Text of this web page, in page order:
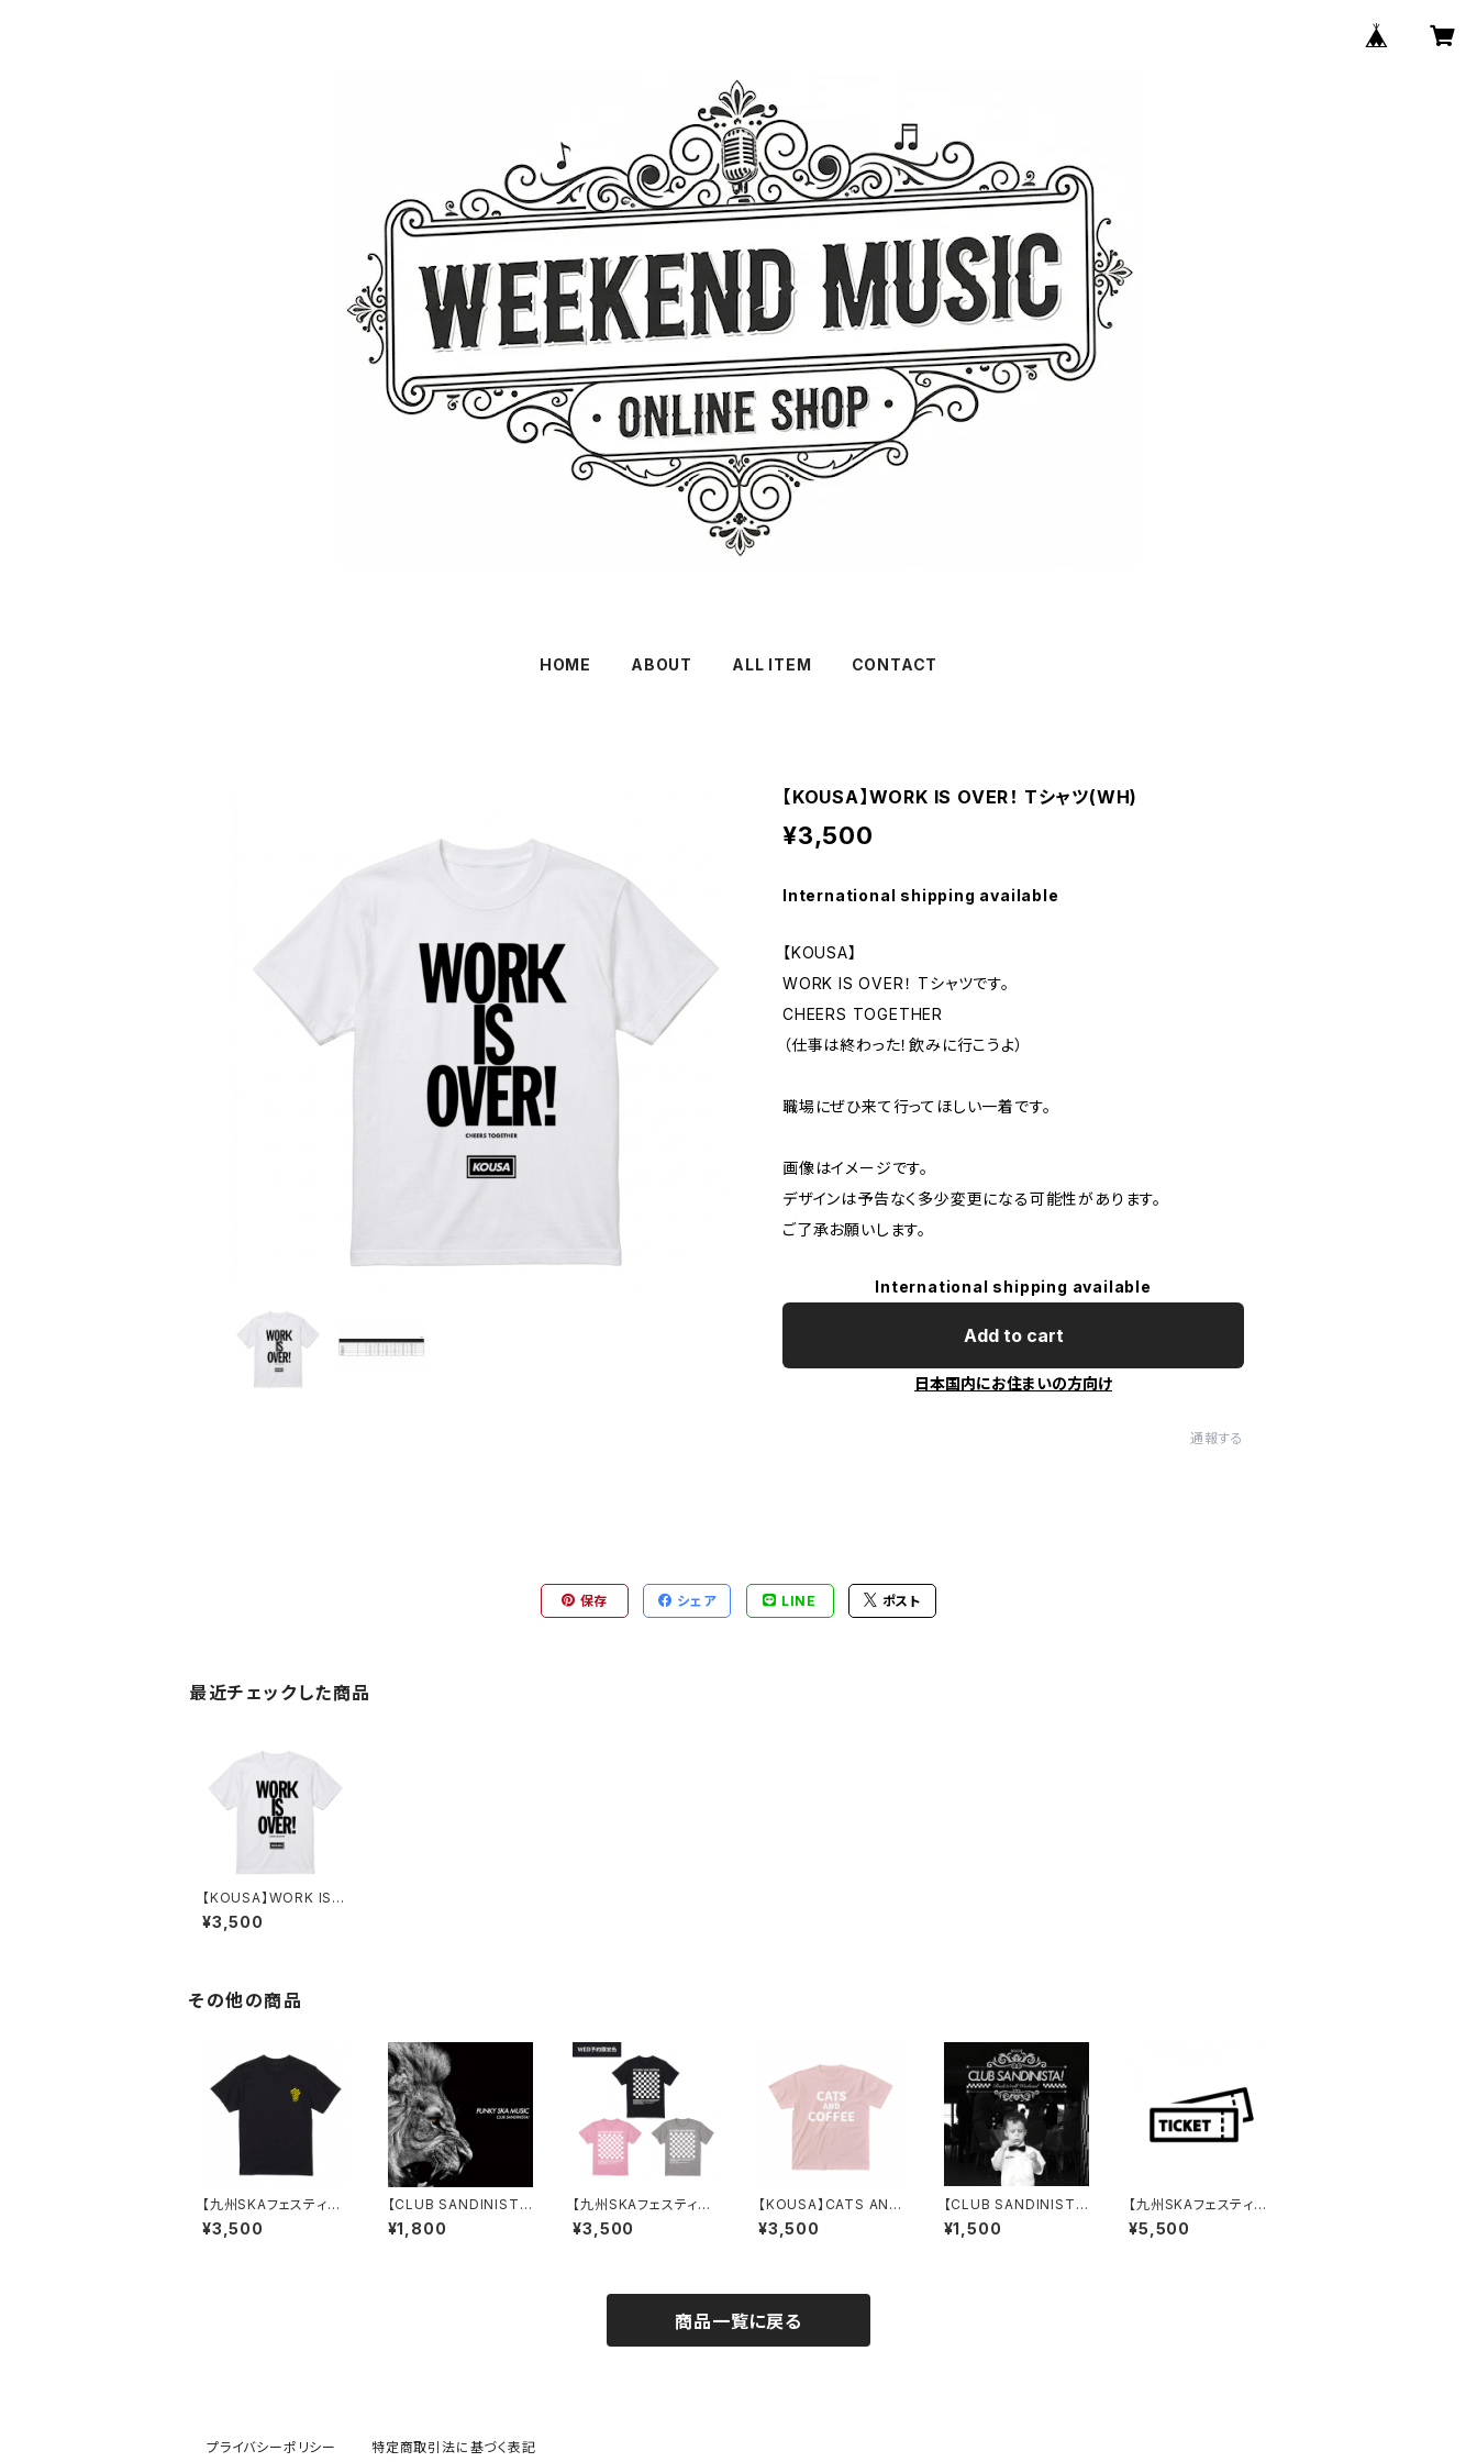
HOME ABOUT ALL ITEM CONTACT
【KOUSA】WORK IS OVER！ Tシャツ(WH)
¥3,500
International shipping available
【KOUSA】
WORK IS OVER！ Tシャツです。
CHEERS TOGETHER
（仕事は終わった！飲みに行こうよ）
職場にぜひ来て行ってほしい一着です。
画像はイメージです。
デザインは予告なく多少変更になる可能性があります。
ご了承お願いします。
International shipping available
Add to cart
日本国内にお住まいの方向け
通報する
保存 シェア LINE ポスト
最近チェックした商品
【KOUSA】WORK IS
OVER！ Tシャツ(WH)
¥3,500
その他の商品
【九州SKAフェスティバ
ル】【WEB限定】2026
バックロゴデザイン Tシ
¥3,500
【CLUB SANDINIST
A!】PUNKY SKA MUS
IC(CD)
¥1,800
【九州SKAフェスティバ
ル】【WEB限定】2026
フロントチェック Tシャ
¥3,500
【KOUSA】CATS AND
COFFEE オーガニック
コットンTシャツ(D-PIN
¥3,500
【CLUB SANDINIST
A!】【再入荷】 Rock'n'R
oll Weekend(7'EP)
¥1,500
【九州SKAフェスティバ
ル】2026 オリジナルデ
ザイン・チケット
¥5,500
商品一覧に戻る
プライバシーポリシー 特定商取引法に基づく表記